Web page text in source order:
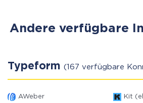
Andere verfügbare
Typeform (167 verfügbare
AWeber Kit